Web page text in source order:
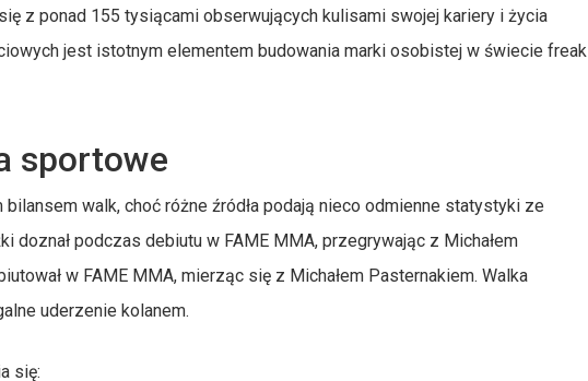
z ponad 155 tysiącami obserwujących kulisami swojej kariery i życia
jest istotnym elementem budowania marki osobistej w świecie freak
sportowe
walk, choć różne źródła podają nieco odmienne statystyki ze
doznał podczas debiutu w FAME MMA, przegrywając z Michałem
w FAME MMA, mierząc się z Michałem Pasternakiem. Walka
uderzenie kolanem.
się: